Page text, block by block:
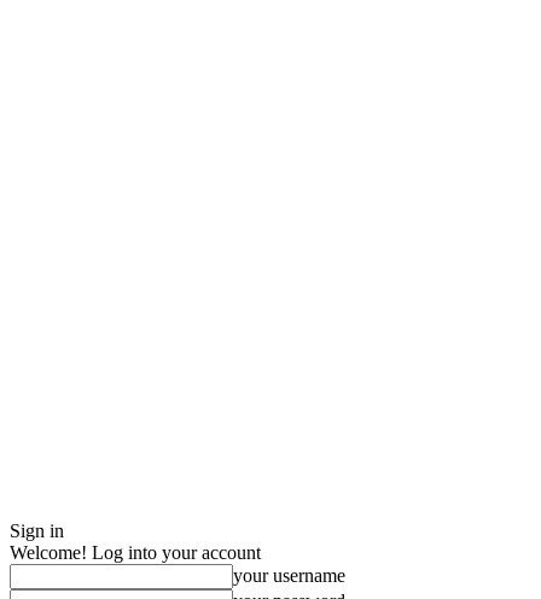
Sign in
Welcome! Log into your account
your username